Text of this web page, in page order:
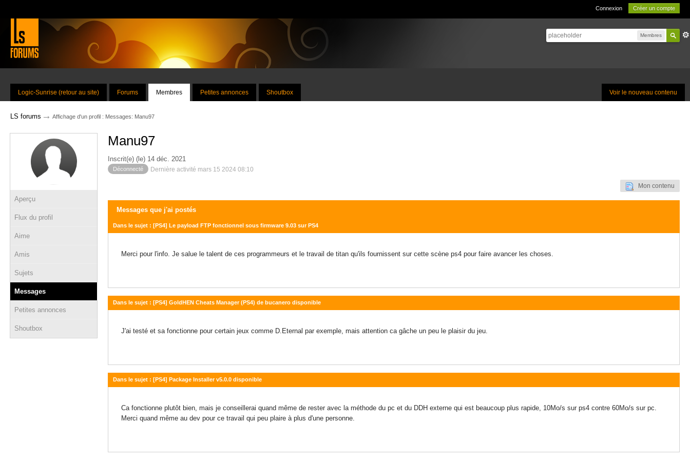
Connexion Créer un compte
Membres
Voir le nouveau contenu
Logic-Sunrise (retour au site) Forums Membres Petites annonces Shoutbox
LS forums → Affichage d'un profil : Messages: Manu97
Aperçu
Flux du profil
Aime
Amis
Sujets
Messages
Petites annonces
Shoutbox
Manu97
Inscrit(e) (le) 14 déc. 2021
Déconnecté Dernière activité mars 15 2024 08:10
Mon contenu
Messages que j'ai postés
Dans le sujet : [PS4] Le payload FTP fonctionnel sous firmware 9.03 sur PS4
Merci pour l'info. Je salue le talent de ces programmeurs et le travail de titan qu'ils fournissent sur cette scène ps4 pour faire avancer les choses.
Dans le sujet : [PS4] GoldHEN Cheats Manager (PS4) de bucanero disponible
J'ai testé et sa fonctionne pour certain jeux comme D.Eternal par exemple, mais attention ca gâche un peu le plaisir du jeu.
Dans le sujet : [PS4] Package Installer v5.0.0 disponible
Ca fonctionne plutôt bien, mais je conseillerai quand même de rester avec la méthode du pc et du DDH externe qui est beaucoup plus rapide, 10Mo/s sur ps4 contre 60Mo/s sur pc.
Merci quand même au dev pour ce travail qui peu plaire à plus d'une personne.